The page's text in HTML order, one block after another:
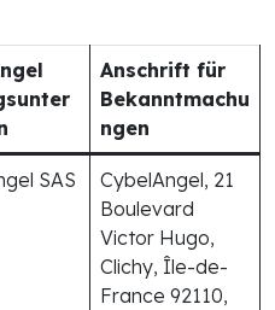
Anschrift für
Bekanntmachu
ngen
SAS
CybelAngel, 21
Boulevard
Victor Hugo,
Clichy, Île-de-
France 92110,